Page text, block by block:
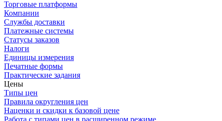
Торговые платформы
Компании
Службы доставки
Платежные системы
Статусы заказов
Налоги
Единицы измерения
Печатные формы
Практические задания
Цены
Типы цен
Правила округления цен
Наценки и скидки к базовой цене
Работа с типами цен в расширенном режиме